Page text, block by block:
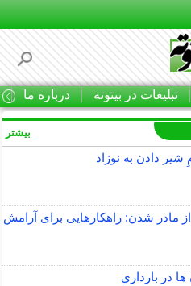
تبلیغات در بیتوته درباره ما
دادن به نوزاد
مادر شدن: راهکارهایی برای آرامش
در بارداري
بیشتر